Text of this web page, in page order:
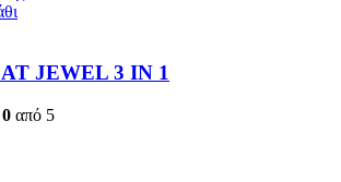
JEWEL 3 ΙΝ 1
0 από 5